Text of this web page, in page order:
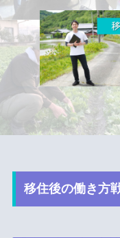
移住後の働き方